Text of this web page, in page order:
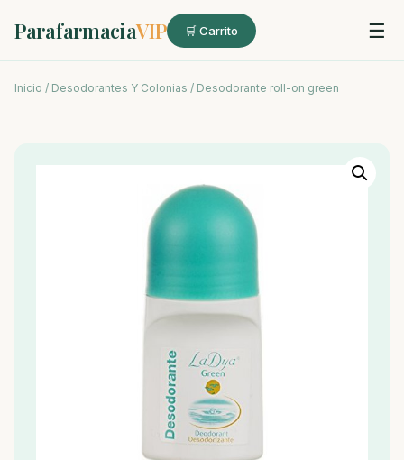
ParafarmaciaVIP 🛒 Carrito ☰
Inicio / Desodorantes Y Colonias / Desodorante roll-on green